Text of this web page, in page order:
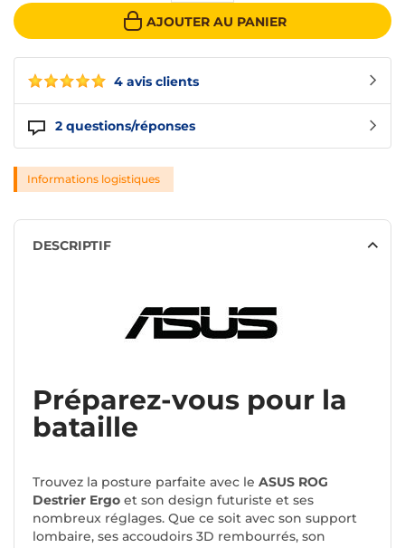
4 avis clients
2 questions/réponses
AJOUTER AU PANIER
Informations logistiques
DESCRIPTIF
Préparez-vous pour la
bataille
Trouvez la posture parfaite avec le ASUS ROG
Destrier Ergo et son design futuriste et ses
nombreux réglages. Que ce soit avec son support
lombaire, ses accoudoirs 3D rembourrés, son